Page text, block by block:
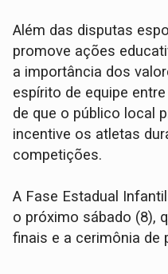
Além das disputas
promove ações
a importância dos
espírito de equipe
de que o público local
incentive os atletas
competições.
A Fase Estadual
o próximo sábado (8),
finais e a cerimônia de